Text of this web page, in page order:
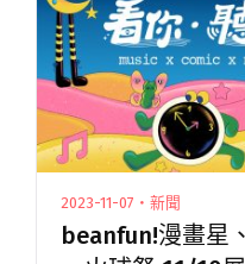
2023-11-07・新聞
beanfun!漫畫星